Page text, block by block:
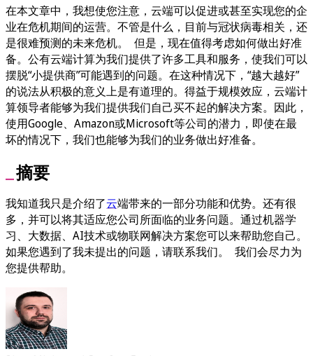
在本文章中，我想使您注意，云端可以促进或甚至实现您的企
业在危机期间的运营。不管是什么，目前与冠状病毒相关，还
是很难预测的未来危机。 但是，现在值得考虑如何做出好准
备。公有云端计算为我们提供了许多工具和服务，使我们可以
摆脱“小提供商”可能遇到的问题。在这种情况下，“越大越好”
的说法从积极的意义上是有道理的。得益于规模效应，云端计
算领导者能够为我们提供我们自己买不起的解决方案。因此，
使用Google、Amazon或Microsoft等公司的潜力，即使在最
坏的情况下，我们也能够为我们的业务做出好准备。
摘要
我知道我只是介绍了云端带来的一部分功能和优势。还有很
多，并可以将其适应您公司所面临的业务问题。通过机器学
习、大数据、AI技术或物联网解决方案您可以来帮助您自己。
如果您遇到了我未提出的问题，请联系我们。 我们会尽力为
您提供帮助。